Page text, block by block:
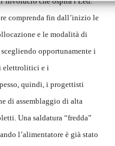
comprenda fin dall’inizio le
e le modalità di
opportunamente i
elettrolitici e i
quindi, i progettisti
di assemblaggio di alta
Una saldatura “fredda”
l’alimentatore è già stato